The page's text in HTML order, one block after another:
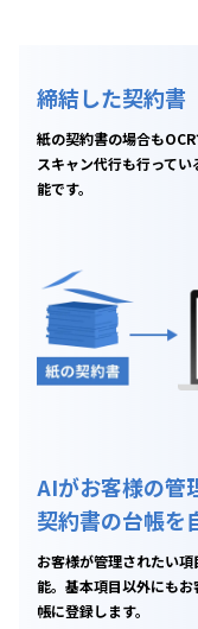
締結した契約書
紙の契約書の場合も
スキャン代行も行って
能です。
AIがお客様の管
契約書の台帳を
お客様が管理されたい
能。基本項目以外にも
帳に登録します。